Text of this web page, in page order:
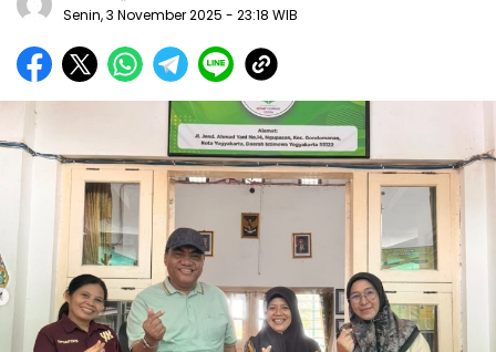
Senin, 3 November 2025 - 23:18 WIB